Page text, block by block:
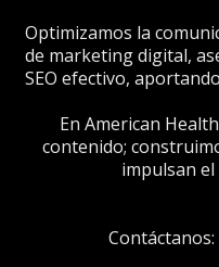
Optimizamos la
de marketing digital,
SEO efectivo,
En American
contenido;
impulsan
Contáctanos: